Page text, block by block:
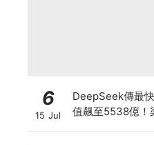
6
15 Jul
DeepSeek傳最
值飆至5538億！